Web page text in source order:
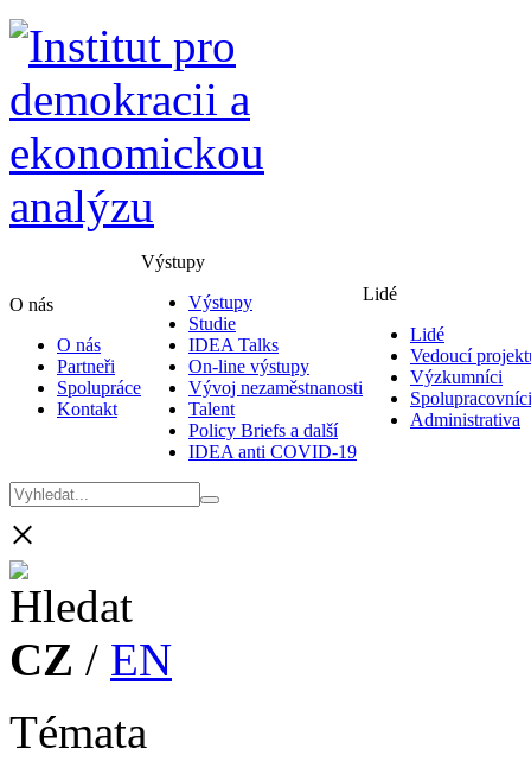
O nás
O nás
Partneři
Spolupráce
Kontakt
Výstupy
Výstupy
Studie
IDEA Talks
On-line výstupy
Vývoj nezaměstnanosti
Talent
Policy Briefs a další
IDEA anti COVID-19
Lidé
Lidé
Vedoucí
Výzkumníci
Spolupracovníci
Administrativa
×
CZ / EN
Témata